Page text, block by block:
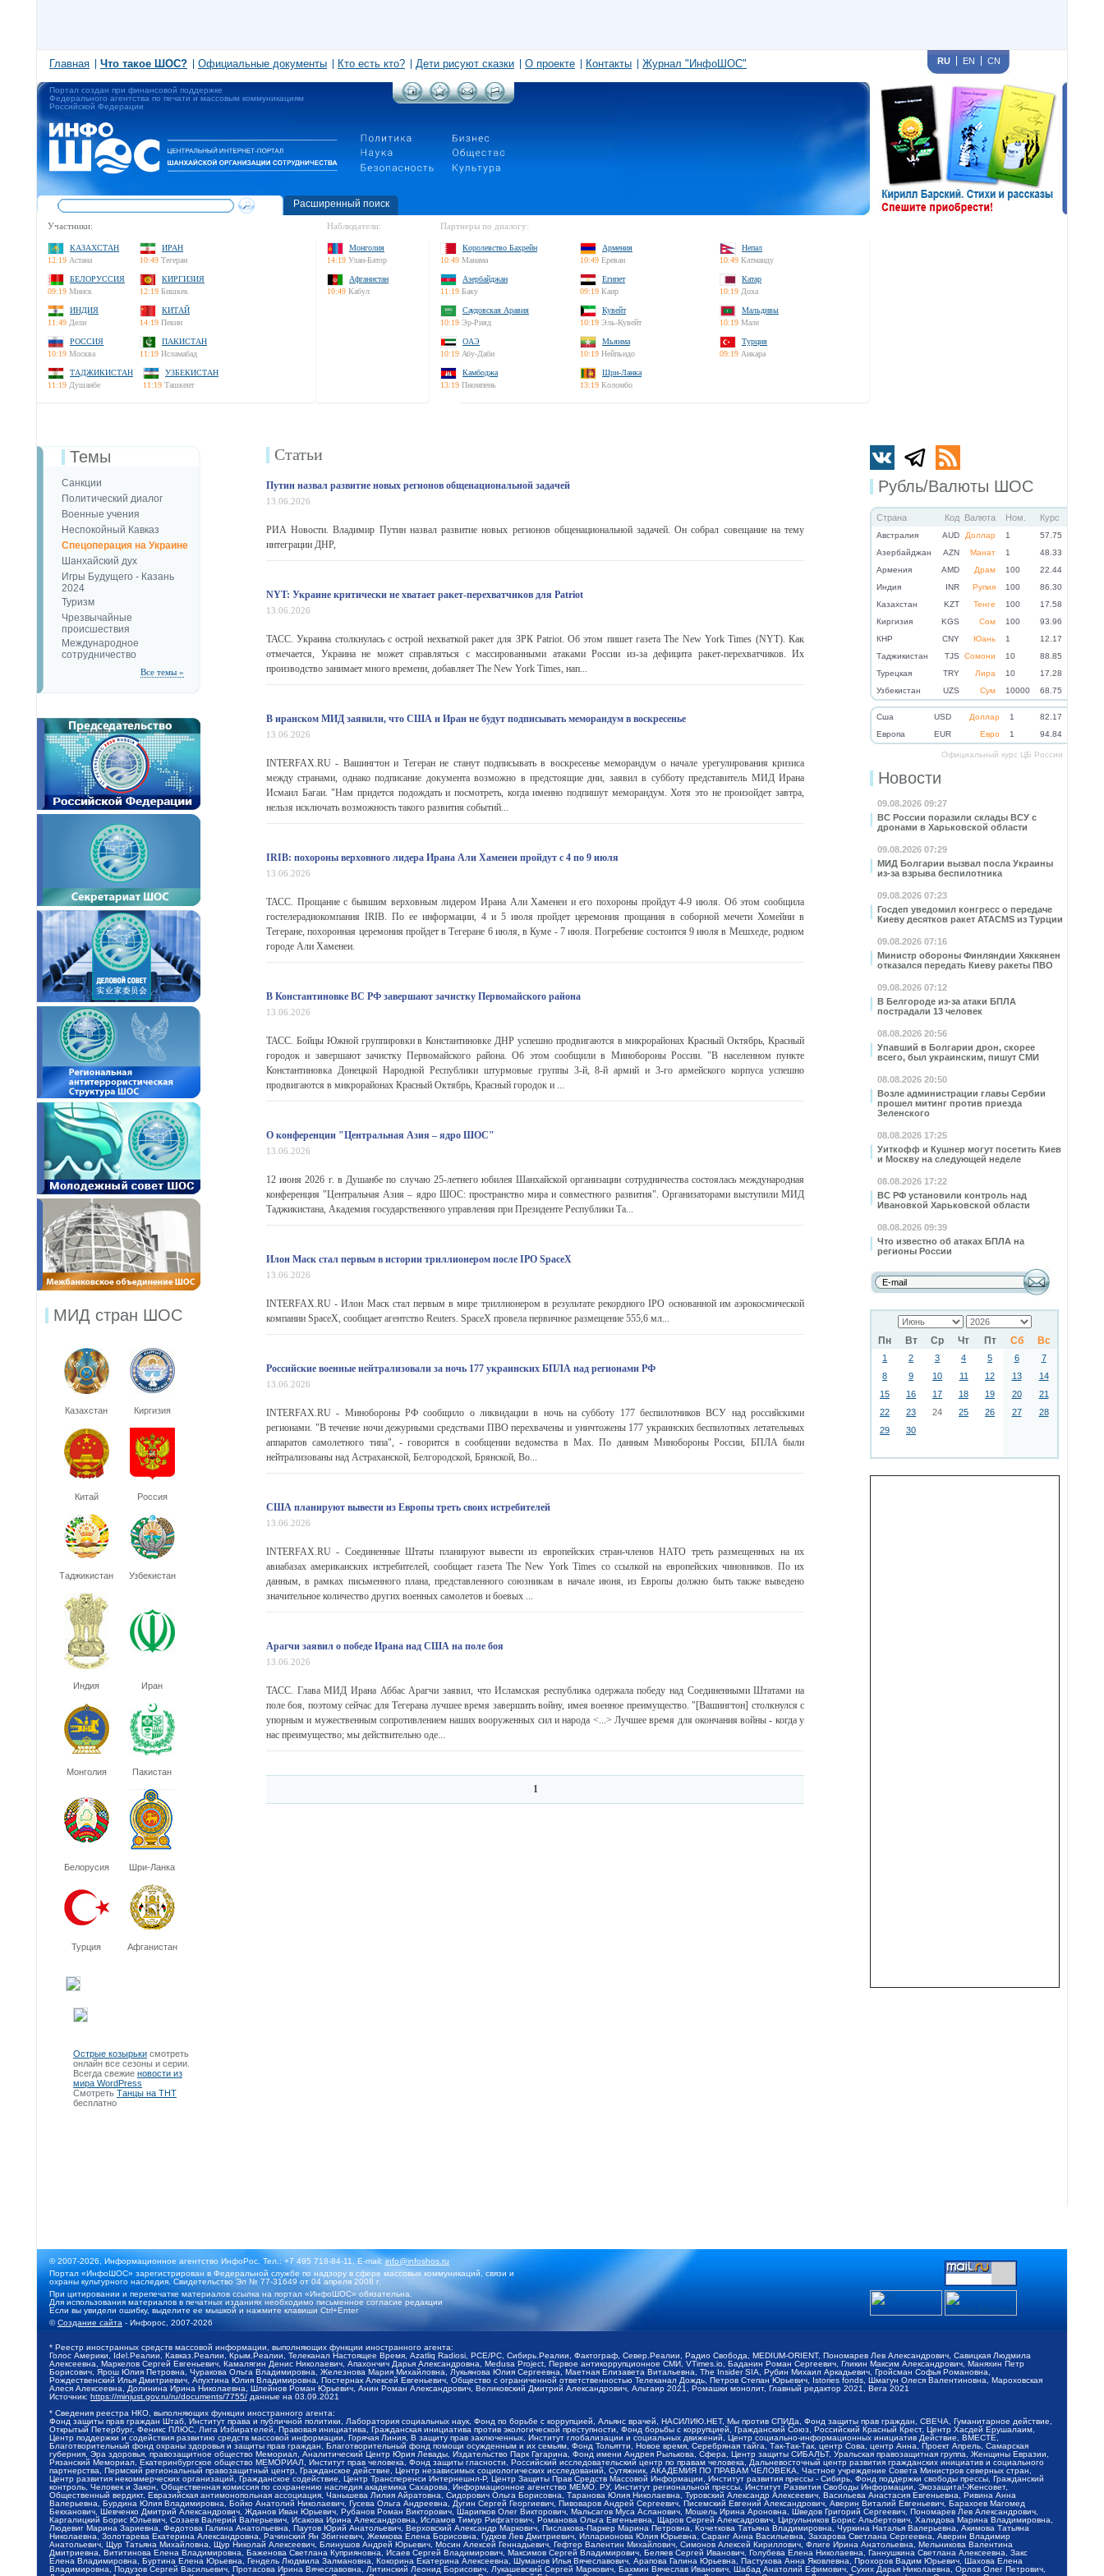
Главная Что такое ШОС? Официальные документы Кто есть кто? Дети рисуют сказки О проекте Контакты Журнал "ИнфоШОС" RU EN CN
Портал создан при финансовой поддержке
Федерального агентства по печати и массовым коммуникациям
Российской Федерации
Расширенный поиск
Участники:
КАЗАХСТАН
12:19 Астана
ИРАН
10:49 Тегеран
БЕЛОРУССИЯ
09:19 Минск
КИРГИЗИЯ
12:19 Бишкек
ИНДИЯ
11:49 Дели
КИТАЙ
14:19 Пекин
РОССИЯ
10:19 Москва
ПАКИСТАН
11:19 Исламабад
ТАДЖИКИСТАН
11:19 Душанбе
УЗБЕКИСТАН
11:19 Ташкент
Наблюдатели:
Монголия
14:19 Улан-Батор
Афганистан
10:49 Кабул
Партнеры по диалогу:
Королевство Бахрейн
10:49 Манама
Армения
10:49 Ереван
Непал
10:49 Катманду
Азербайджан
11:19 Баку
Египет
09:19 Каир
Катар
10:19 Доха
Саудовская Аравия
10:19 Эр-Рияд
Кувейт
10:19 Эль-Кувейт
Мальдивы
10:19 Мале
ОАЭ
10:19 Абу-Даби
Мьянма
10:19 Нейпьидо
Турция
09:19 Анкара
Камбоджа
13:19 Пномпень
Шри-Ланка
13:19 Коломбо
Рубль/Валюты ШОС
Страна Код Валюта Ном. Курс
Австралия AUD Доллар 1
57.75
Азербайджан
AZN Манат 1
48.33
Армения
AMD Драм 100
22.44
Индия
INR Рупия 100
86.30
Казахстан
KZT Тенге 100
17.58
Киргизия
KGS Сом 100
93.96
КНР
CNY Юань 1
12.17
Таджикистан
TJS Сомони 10
88.85
Турецкая
TRY Лира 10
17.28
Узбекистан
UZS Сум 10000 68.75
Cша USD Доллар 1
82.17
Eвропа
EUR Евро 1 94.84
Официальный курс ЦБ России
Новости
09.08.2026 09:27
ВС России поразили склады ВСУ с
дронами в Харьковской области
09.08.2026 07:29
МИД Болгарии вызвал посла Украины
из-за взрыва беспилотника
09.08.2026 07:23
Госдеп уведомил конгресс о передаче
Киеву десятков ракет ATACMS из Турции
09.08.2026 07:16
Министр обороны Финляндии Хяккянен
отказался передать Киеву ракеты ПВО
09.08.2026 07:12
В Белгороде из-за атаки БПЛА
пострадали 13 человек
08.08.2026 20:56
Упавший в Болгарии дрон, скорее
всего, был украинским, пишут СМИ
08.08.2026 20:50
Возле администрации главы Сербии
прошел митинг против приезда
Зеленского
08.08.2026 17:25
Уиткофф и Кушнер могут посетить Киев
и Москву на следующей неделе
08.08.2026 17:22
ВС РФ установили контроль над
Ивановкой Харьковской области
08.08.2026 09:39
Что известно об атаках БПЛА на
регионы России
Пн Вт Ср Чт Пт Сб Вс
1 2 3 4 5 6
7
8
9 10 11 12 13
14
15
16 17 18 19 20
21
22
23 24 25 26 27
28
29
30
Темы
Санкции
Политический диалог
Военные учения
Неспокойный Кавказ
Спецоперация на Украине
Шанхайский дух
Игры Будущего - Казань
2024
Туризм
Чрезвычайные
происшествия
Международное
сотрудничество
Все темы »
МИД стран ШОС
Казахстан Киргизия
Китай Россия
Таджикистан Узбекистан
Индия Иран
Монголия Пакистан
Белорусия Шри-Ланка
Турция Афганистан
Острые козырьки смотреть
онлайн все сезоны и серии.
Всегда свежие новости из
мира WordPress
Смотреть Танцы на ТНТ
бесплатно
Статьи
Путин назвал развитие новых регионов общенациональной задачей
13.06.2026
РИА Новости. Владимир Путин назвал развитие новых регионов общенациональной задачей. Он собрал совещание на тему
интеграции ДНР,
NYT: Украине критически не хватает ракет-перехватчиков для Patriot
13.06.2026
ТАСС. Украина столкнулась с острой нехваткой ракет для ЗРК Patriot. Об этом пишет газета The New York Times (NYT). Как
отмечается, Украина не может справляться с массированными атаками России из-за дефицита ракет-перехватчиков. Их
производство занимает много времени, добавляет The New York Times, нап...
В иранском МИД заявили, что США и Иран не будут подписывать меморандум в воскресенье
13.06.2026
INTERFAX.RU - Вашингтон и Тегеран не станут подписывать в воскресенье меморандум о начале урегулирования кризиса
между странами, однако подписание документа возможно в предстоящие дни, заявил в субботу представитель МИД Ирана
Исмаил Багаи. "Нам придется подождать и посмотреть, когда именно подпишут меморандум. Хотя это не произойдет завтра,
нельзя исключать возможность такого развития событий...
IRIB: похороны верховного лидера Ирана Али Хаменеи пройдут с 4 по 9 июля
13.06.2026
ТАСС. Прощание с бывшим верховным лидером Ирана Али Хаменеи и его похороны пройдут 4-9 июля. Об этом сообщила
гостелерадиокомпания IRIB. По ее информации, 4 и 5 июля пройдет церемония прощания в соборной мечети Хомейни в
Тегеране, похоронная церемония пройдет в Тегеране 6 июля, в Куме - 7 июля. Погребение состоится 9 июля в Мешхеде, родном
городе Али Хаменеи.
В Константиновке ВС РФ завершают зачистку Первомайского района
13.06.2026
ТАСС. Бойцы Южной группировки в Константиновке ДНР успешно продвигаются в микрорайонах Красный Октябрь, Красный
городок и завершают зачистку Первомайского района. Об этом сообщили в Минобороны России. "В населенном пункте
Константиновка Донецкой Народной Республики штурмовые группы 3-й, 8-й армий и 3-го армейского корпуса успешно
продвигаются в микрорайонах Красный Октябрь, Красный городок и ...
О конференции "Центральная Азия – ядро ШОС"
13.06.2026
12 июня 2026 г. в Душанбе по случаю 25-летнего юбилея Шанхайской организации сотрудничества состоялась международная
конференция "Центральная Азия – ядро ШОС: пространство мира и совместного развития". Организаторами выступили МИД
Таджикистана, Академия государственного управления при Президенте Республики Та...
Илон Маск стал первым в истории триллионером после IPO SpaceX
13.06.2026
INTERFAX.RU - Илон Маск стал первым в мире триллионером в результате рекордного IPO основанной им аэрокосмической
компании SpaceX, сообщает агентство Reuters. SpaceX провела первичное размещение 555,6 мл...
Российские военные нейтрализовали за ночь 177 украинских БПЛА над регионами РФ
13.06.2026
INTERFAX.RU - Минобороны РФ сообщило о ликвидации в ночь на субботу 177 беспилотников ВСУ над российскими
регионами. "В течение ночи дежурными средствами ПВО перехвачены и уничтожены 177 украинских беспилотных летательных
аппаратов самолетного типа", - говорится в сообщении ведомства в Max. По данным Минобороны России, БПЛА были
нейтрализованы над Астраханской, Белгородской, Брянской, Во...
США планируют вывести из Европы треть своих истребителей
13.06.2026
INTERFAX.RU - Соединенные Штаты планируют вывести из европейских стран-членов НАТО треть размещенных на их
авиабазах американских истребителей, сообщает газета The New York Times со ссылкой на европейских чиновников. По их
данным, в рамках письменного плана, представленного союзникам в начале июня, из Европы должно быть также выведено
значительное количество других военных самолетов и боевых ...
Арагчи заявил о победе Ирана над США на поле боя
13.06.2026
ТАСС. Глава МИД Ирана Аббас Арагчи заявил, что Исламская республика одержала победу над Соединенными Штатами на
поле боя, поэтому сейчас для Тегерана лучшее время завершить войну, имея военное преимущество. "[Вашингтон] столкнулся с
упорным и мужественным сопротивлением наших вооруженных сил и народа <...> Лучшее время для окончания войны - когда у
нас преимущество; мы действительно оде...
1
© 2007-2026, Информационное агентство ИнфоРос. Тел.: +7 495 718-84-11, E-mail:info@infoshos.ru
Портал «ИнфоШОС» зарегистрирован в Федеральной службе по надзору в сфере массовых коммуникаций, связи и
охраны культурного наследия. Свидетельство Эл № 77-31649 от 04 апреля 2008 г.
При цитировании и перепечатке материалов ссылка на портал «ИнфоШОС» обязательна.
Для использования материалов в печатных изданиях необходимо письменное согласие редакции
Если вы увидели ошибку, выделите ее мышкой и нажмите клавиши Ctrl+Enter
©Создание сайта - Инфорос, 2007-2026
* Реестр иностранных средств массовой информации, выполняющих функции иностранного агента:
Голос Америки, Idel.Реалии, Кавказ.Реалии, Крым.Реалии, Телеканал Настоящее Время, Azatliq Radiosi, PCE/PC, Сибирь.Реалии, Фактограф, Север.Реалии, Радио Свобода, MEDIUM-ORIENT, Пономарев Лев Александрович, Савицкая Людмила
Алексеевна, Маркелов Сергей Евгеньевич, Камалягин Денис Николаевич, Апахончич Дарья Александровна, Medusa Project, Первое антикоррупционное СМИ, VTimes.io, Баданин Роман Сергеевич, Гликин Максим Александрович, Маняхин Петр
Борисович, Ярош Юлия Петровна, Чуракова Ольга Владимировна, Железнова Мария Михайловна, Лукьянова Юлия Сергеевна, Маетная Елизавета Витальевна, The Insider SIA, Рубин Михаил Аркадьевич, Гройсман Софья Романовна,
Рождественский Илья Дмитриевич, Апухтина Юлия Владимировна, Постернак Алексей Евгеньевич, Общество с ограниченной ответственностью Телеканал Дождь, Петров Степан Юрьевич, Istories fonds, Шмагун Олеся Валентиновна, Мароховская
Алеся Алексеевна, Долинина Ирина Николаевна, Шлейнов Роман Юрьевич, Анин Роман Александрович, Великовский Дмитрий Александрович, Альтаир 2021, Ромашки монолит, Главный редактор 2021, Вега 2021
Источник: https://minjust.gov.ru/ru/documents/7755/ данные на 03.09.2021
* Сведения реестра НКО, выполняющих функции иностранного агента:
Фонд защиты прав граждан Штаб, Институт права и публичной политики, Лаборатория социальных наук, Фонд по борьбе с коррупцией, Альянс врачей, НАСИЛИЮ.НЕТ, Мы против СПИДа, Фонд защиты прав граждан, СВЕЧА, Гуманитарное действие,
Открытый Петербург, Феникс ПЛЮС, Лига Избирателей, Правовая инициатива, Гражданская инициатива против экологической преступности, Фонд борьбы с коррупцией, Гражданский Союз, Российский Красный Крест, Центр Хасдей Ерушалаим,
Центр поддержки и содействия развитию средств массовой информации, Горячая Линия, В защиту прав заключенных, Институт глобализации и социальных движений, Центр социально-информационных инициатив Действие, ВМЕСТЕ,
Благотворительный фонд охраны здоровья и защиты прав граждан, Благотворительный фонд помощи осужденным и их семьям, Фонд Тольятти, Новое время, Серебряная тайга, Так-Так-Так, центр Сова, центр Анна, Проект Апрель, Самарская
губерния, Эра здоровья, правозащитное общество Мемориал, Аналитический Центр Юрия Левады, Издательство Парк Гагарина, Фонд имени Андрея Рылькова, Сфера, Центр защиты СИБАЛЬТ, Уральская правозащитная группа, Женщины Евразии,
Рязанский Мемориал, Екатеринбургское общество МЕМОРИАЛ, Институт прав человека, Фонд защиты гласности, Российский исследовательский центр по правам человека, Дальневосточный центр развития гражданских инициатив и социального
партнерства, Пермский региональный правозащитный центр, Гражданское действие, Центр независимых социологических исследований, Сутяжник, АКАДЕМИЯ ПО ПРАВАМ ЧЕЛОВЕКА, Частное учреждение Совета Министров северных стран,
Центр развития некоммерческих организаций, Гражданское содействие, Центр Трансперенси Интернешнл-Р, Центр Защиты Прав Средств Массовой Информации, Институт развития прессы - Сибирь, Фонд поддержки свободы прессы, Гражданский
контроль, Человек и Закон, Общественная комиссия по сохранению наследия академика Сахарова, Информационное агентство МЕМО. РУ, Институт региональной прессы, Институт Развития Свободы Информации, Экозащита!-Женсовет,
Общественный вердикт, Евразийская антимонопольная ассоциация, Чанышева Лилия Айратовна, Сидорович Ольга Борисовна, Таранова Юлия Николаевна, Туровский Александр Алексеевич, Васильева Анастасия Евгеньевна, Ривина Анна
Валерьевна, Бурдина Юлия Владимировна, Бойко Анатолий Николаевич, Гусева Ольга Андреевна, Дугин Сергей Георгиевич, Пивоваров Андрей Сергеевич, Писемский Евгений Александрович, Аверин Виталий Евгеньевич, Барахоев Магомед
Бекханович, Шевченко Дмитрий Александрович, Жданов Иван Юрьевич, Рубанов Роман Викторович, Шарипков Олег Викторович, Мальсагов Муса Асланович, Мошель Ирина Ароновна, Шведов Григорий Сергеевич, Пономарев Лев Александрович,
Каргалицкий Борис Юльевич, Созаев Валерий Валерьевич, Исакова Ирина Александровна, Исламов Тимур Рифгатович, Романова Ольга Евгеньевна, Щаров Сергей Алексадрович, Цирульников Борис Альбертович, Халидова Марина Владимировна,
Людевиг Марина Зариевна, Федотова Галина Анатольевна, Паутов Юрий Анатольевич, Верховский Александр Маркович, Пислакова-Паркер Марина Петровна, Кочеткова Татьяна Владимировна, Чуркина Наталья Валерьевна, Акимова Татьяна
Николаевна, Золотарева Екатерина Александровна, Рачинский Ян Збигневич, Жемкова Елена Борисовна, Гудков Лев Дмитриевич, Илларионова Юлия Юрьевна, Саранг Анна Васильевна, Захарова Светлана Сергеевна, Аверин Владимир
Анатольевич, Щур Татьяна Михайловна, Щур Николай Алексеевич, Блинушов Андрей Юрьевич, Мосин Алексей Геннадьевич, Гефтер Валентин Михайлович, Симонов Алексей Кириллович, Флиге Ирина Анатольевна, Мельникова Валентина
Дмитриевна, Вититинова Елена Владимировна, Баженова Светлана Куприяновна, Исаев Сергей Владимирович, Максимов Сергей Владимирович, Беляев Сергей Иванович, Голубева Елена Николаевна, Ганнушкина Светлана Алексеевна, Закс
Елена Владимировна, Буртина Елена Юрьевна, Гендель Людмила Залмановна, Кокорина Екатерина Алексеевна, Шуманов Илья Вячеславович, Арапова Галина Юрьевна, Пастухова Анна Яковлевна, Прохоров Вадим Юрьевич, Шахова Елена
Владимировна, Подузов Сергей Васильевич, Протасова Ирина Вячеславовна, Литинский Леонид Борисович, Лукашевский Сергей Маркович, Бахмин Вячеслав Иванович, Шабад Анатолий Ефимович, Сухих Дарья Николаевна, Орлов Олег Петрович,